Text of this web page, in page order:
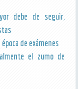
debe de seguir,
de exámenes
el zumo de